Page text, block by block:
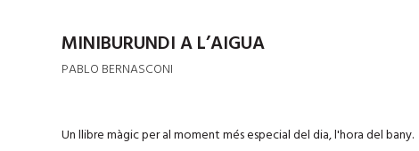
MINIBURUNDI A L’AIGUA
PABLO BERNASCONI
Un llibre màgic per al moment més especial del dia, l'hora del bany.